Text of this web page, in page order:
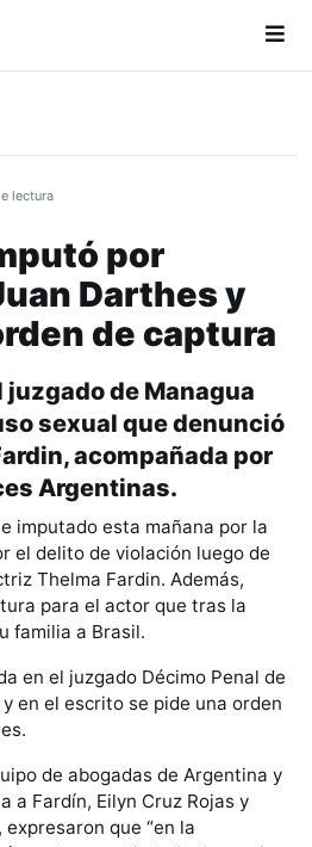
lectura
por
Darthes y
de captura
juzgado de Managua
sexual que denunció
acompañada por
Argentinas.
imputado esta mañana por la
el delito de violación luego de
Thelma Fardin. Además,
para el actor que tras la
familia a Brasil.
en el juzgado Décimo Penal de
en el escrito se pide una orden
de abogadas de Argentina y
a Fardín, Eilyn Cruz Rojas y
que “en la